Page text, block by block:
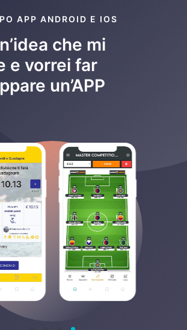
APP ANDROID E IOS
che mi
e vorrei far
un’APP